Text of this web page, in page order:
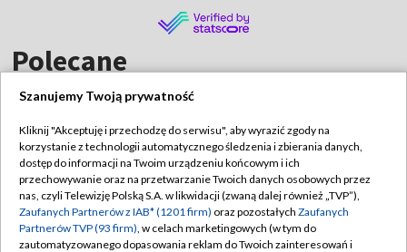
Polecane
TVP
Abonament TVP
Sklep TVP
Biuro Reklamy
Regulamin TVP
Polityka prywatności
Moje zgody
Szanujemy Twoją prywatność
Kliknij "Akceptuję i przechodzę do serwisu", aby wyrazić zgody na
korzystanie z technologii automatycznego śledzenia i zbierania danych,
dostęp do informacji na Twoim urządzeniu końcowym i ich
przechowywanie oraz na przetwarzanie Twoich danych osobowych przez
nas, czyli Telewizję Polską S.A. w likwidacji (zwaną dalej również „TVP”),
Zaufanych Partnerów z IAB* (1201 firm) oraz pozostałych Zaufanych
Partnerów TVP (93 firm), w celach marketingowych (w tym do
zautomatyzowanego dopasowania reklam do Twoich zainteresowań i